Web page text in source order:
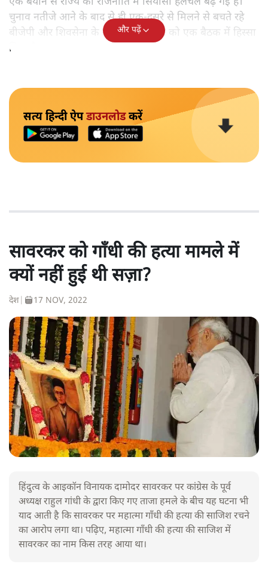
चुनाव नतीजे आने के बाद से ही एक-दूसरे से मिलने से बचते रहे
बीजेपी और शिवसेना के नेताओं ने बुधवार को एक बैठक में हिस्सा
लिया है।
और पढ़ें
सत्य हिन्दी ऐपडाउनलोडकरें
सावरकर को गाँधी की हत्या मामले में
क्यों नहीं हुई थी सज़ा?
देश 17 NOV, 2022
हिंदुत्व के आइकॉन विनायक दामोदर सावरकर पर कांग्रेस के पूर्व
अध्यक्ष राहुल गांधी के द्वारा किए गए ताजा हमले के बीच यह घटना भी
याद आती है कि सावरकर पर महात्मा गाँधी की हत्या की साजिश रचने
का आरोप लगा था। पढ़िए, महात्मा गाँधी की हत्या की साजिश में
सावरकर का नाम किस तरह आया था।